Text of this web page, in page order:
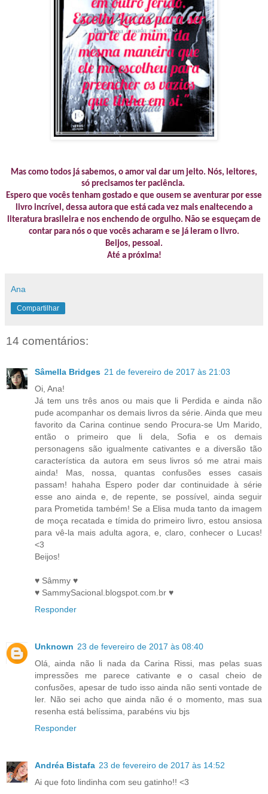
Mas como todos já sabemos, o amor vai dar um jeito. Nós, leitores,
só precisamos ter paciência.
Espero que vocês tenham gostado e que ousem se aventurar por esse
livro incrível, dessa autora que está cada vez mais enaltecendo a
literatura brasileira e nos enchendo de orgulho. Não se esqueçam de
contar para nós o que vocês acharam e se já leram o livro.
Beijos, pessoal.
Até a próxima!
Ana
Compartilhar
14 comentários:
Sâmella Bridges 21 de fevereiro de 2017 às 21:03
Oi, Ana!
Já tem uns três anos ou mais que li Perdida e ainda não
pude acompanhar os demais livros da série. Ainda que meu
favorito da Carina continue sendo Procura-se Um Marido,
então o primeiro que li dela, Sofia e os demais
personagens são igualmente cativantes e a diversão tão
característica da autora em seus livros só me atrai mais
ainda! Mas, nossa, quantas confusões esses casais
passam! hahaha Espero poder dar continuidade à série
esse ano ainda e, de repente, se possível, ainda seguir
para Prometida também! Se a Elisa muda tanto da imagem
de moça recatada e tímida do primeiro livro, estou ansiosa
para vê-la mais adulta agora, e, claro, conhecer o Lucas!
<3
Beijos!
♥ Sâmmy ♥
♥ SammySacional.blogspot.com.br ♥
Responder
Unknown 23 de fevereiro de 2017 às 08:40
Olá, ainda não li nada da Carina Rissi, mas pelas suas
impressões me parece cativante e o casal cheio de
confusões, apesar de tudo isso ainda não senti vontade de
ler. Não sei acho que ainda não é o momento, mas sua
resenha está belíssima, parabéns viu bjs
Responder
Andréa Bistafa 23 de fevereiro de 2017 às 14:52
Ai que foto lindinha com seu gatinho!! <3